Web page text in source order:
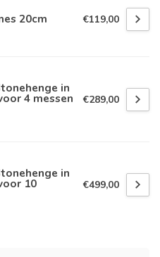
20cm €119,00
in
4 messen €289,00
in
10 €499,00